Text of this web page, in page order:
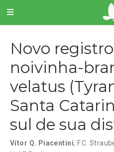
Novo
noivinha-
velatus
Santa
sul de sua
Vítor Q. Piacentini, F.C.